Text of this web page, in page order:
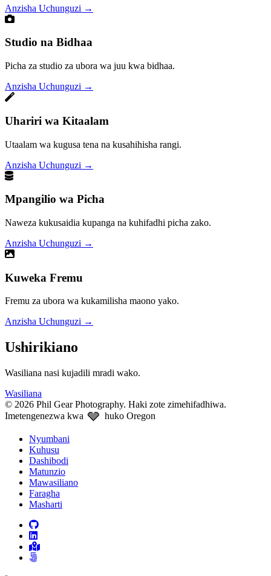
Anzisha Uchunguzi →
Studio na Bidhaa
Picha za studio za ubora wa juu kwa bidhaa.
Anzisha Uchunguzi →
Uhariri wa Kitaalam
Utaalam wa kugusa tena na kusahihisha rangi.
Anzisha Uchunguzi →
Mpangilio wa Picha
Naweza kukusaidia kupanga na kuhifadhi picha zako.
Anzisha Uchunguzi →
Kuweka Fremu
Fremu za ubora wa kukamilisha maono yako.
Anzisha Uchunguzi →
Ushirikiano
Wasiliana nasi kujadili mradi wako.
Wasiliana
© 2026 Phil Gear Photography. Haki zote zimehifadhiwa.
Imetengenezwa kwa 🩶 huko Oregon
Nyumbani
Kuhusu
Dashibodi
Matunzio
Mawasiliano
Faragha
Masharti